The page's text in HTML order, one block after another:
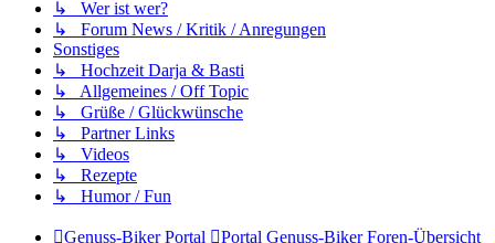
↳ Wer ist wer?
↳ Forum News / Kritik / Anregungen
Sonstiges
↳ Hochzeit Darja & Basti
↳ Allgemeines / Off Topic
↳ Grüße / Glückwünsche
↳ Partner Links
↳ Videos
↳ Rezepte
↳ Humor / Fun
Genuss-Biker Portal Portal Genuss-Biker Foren-Übersicht